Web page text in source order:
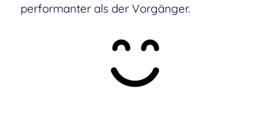
performanter als der Vorgänger.